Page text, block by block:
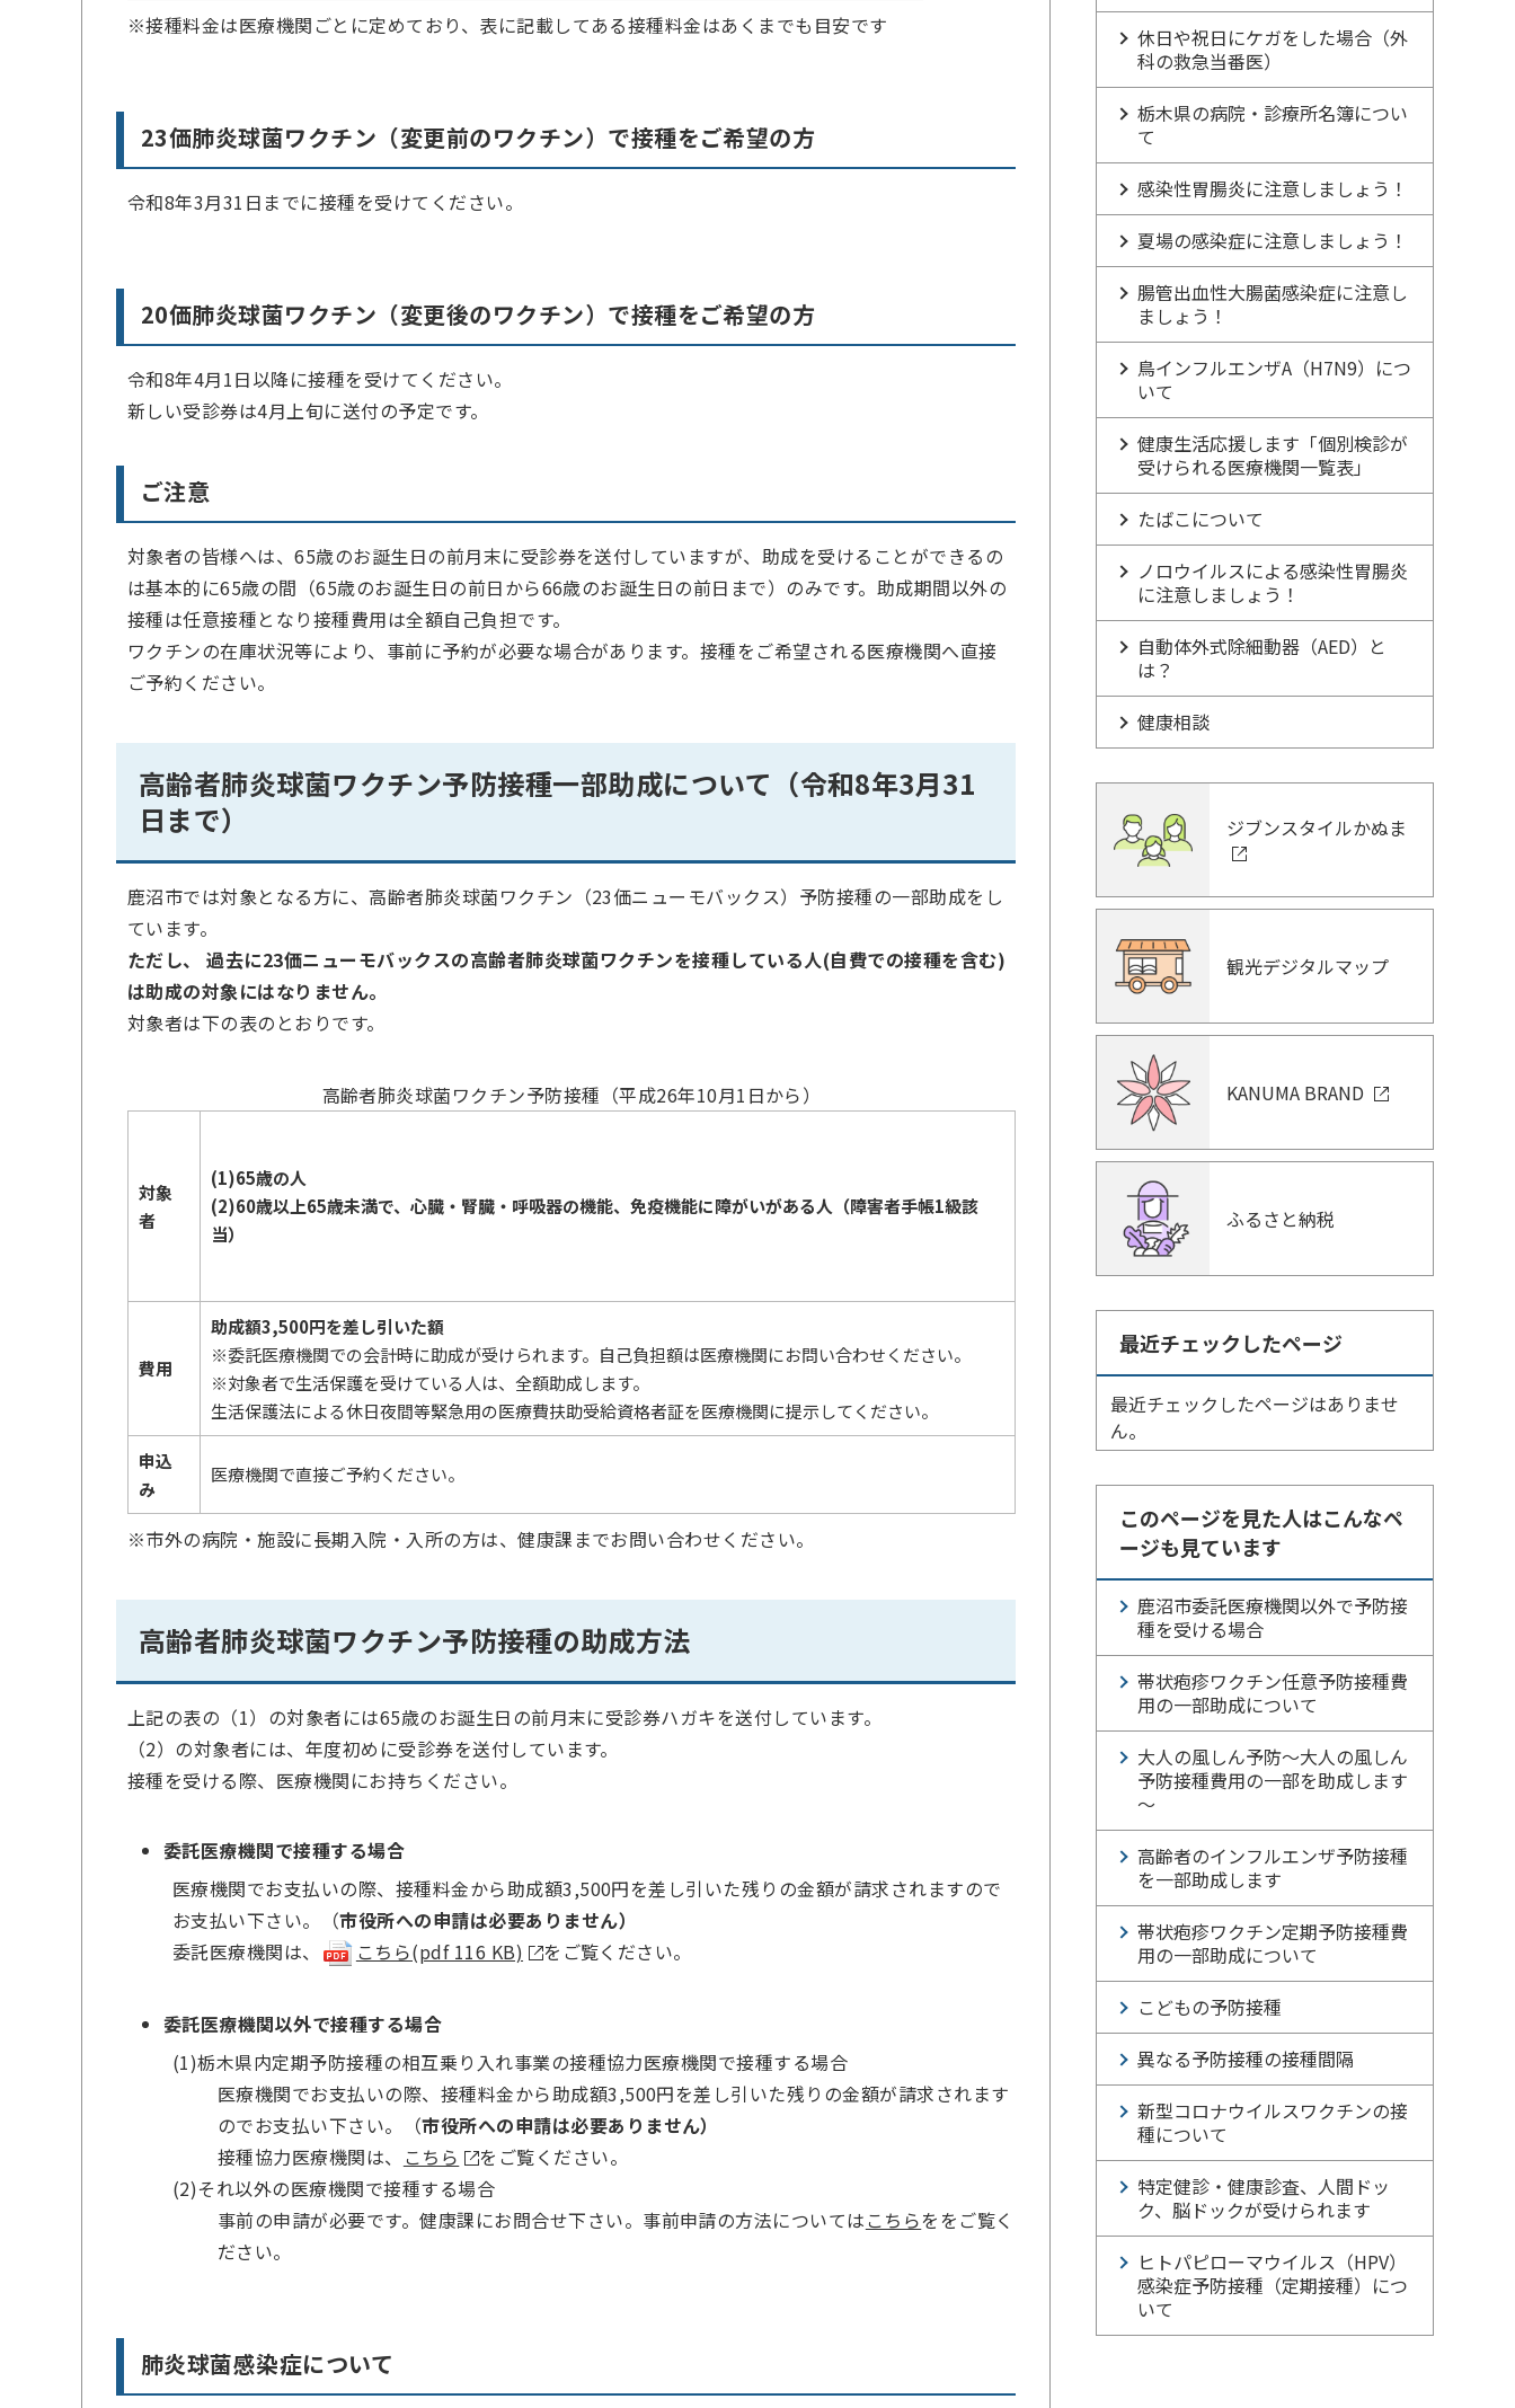
※接種料金は医療機関ごとに定めており、表に記載してある接種料金はあくまでも目安です
23価肺炎球菌ワクチン（変更前のワクチン）で接種をご希望の方
令和8年3月31日までに接種を受けてください。
20価肺炎球菌ワクチン（変更後のワクチン）で接種をご希望の方
令和8年4月1日以降に接種を受けてください。
新しい受診券は4月上旬に送付の予定です。
ご注意
対象者の皆様へは、65歳のお誕生日の前月末に受診券を送付していますが、助成を受けることができるの
は基本的に65歳の間（65歳のお誕生日の前日から66歳のお誕生日の前日まで）のみです。助成期間以外の
接種は任意接種となり接種費用は全額自己負担です。
ワクチンの在庫状況等により、事前に予約が必要な場合があります。接種をご希望される医療機関へ直接
ご予約ください。
高齢者肺炎球菌ワクチン予防接種一部助成について（令和8年3月31
日まで）
鹿沼市では対象となる方に、高齢者肺炎球菌ワクチン（23価ニューモバックス）予防接種の一部助成をし
ています。
ただし、 過去に23価ニューモバックスの高齢者肺炎球菌ワクチンを接種している人(自費での接種を含む)
は助成の対象にはなりません。
対象者は下の表のとおりです。
高齢者肺炎球菌ワクチン予防接種（平成26年10月1日から）
対象
者
(1)65歳の人
(2)60歳以上65歳未満で、心臓・腎臓・呼吸器の機能、免疫機能に障がいがある人（障害者手帳1級該
当）
費用
助成額3,500円を差し引いた額
※委託医療機関での会計時に助成が受けられます。自己負担額は医療機関にお問い合わせください。
※対象者で生活保護を受けている人は、全額助成します。
生活保護法による休日夜間等緊急用の医療費扶助受給資格者証を医療機関に提示してください。
申込
み
医療機関で直接ご予約ください。
※市外の病院・施設に長期入院・入所の方は、健康課までお問い合わせください。
高齢者肺炎球菌ワクチン予防接種の助成方法
上記の表の（1）の対象者には65歳のお誕生日の前月末に受診券ハガキを送付しています。
（2）の対象者には、年度初めに受診券を送付しています。
接種を受ける際、医療機関にお持ちください。
委託医療機関で接種する場合
医療機関でお支払いの際、接種料金から助成額3,500円を差し引いた残りの金額が請求されますので
お支払い下さい。（市役所への申請は必要ありません）
委託医療機関は、
こちら(pdf 116 KB) をご覧ください。
委託医療機関以外で接種する場合
(1)栃木県内定期予防接種の相互乗り入れ事業の接種協力医療機関で接種する場合
医療機関でお支払いの際、接種料金から助成額3,500円を差し引いた残りの金額が請求されます
のでお支払い下さい。（市役所への申請は必要ありません）
接種協力医療機関は、
こちら
をご覧ください。
(2)それ以外の医療機関で接種する場合
事前の申請が必要です。健康課にお問合せ下さい。事前申請の方法については こちらををご覧く
ださい。
肺炎球菌感染症について
休日や祝日にケガをした場合（外
科の救急当番医）
栃木県の病院・診療所名簿につい
て
感染性胃腸炎に注意しましょう！
夏場の感染症に注意しましょう！
腸管出血性大腸菌感染症に注意し
ましょう！
鳥インフルエンザA（H7N9）につ
いて
健康生活応援します「個別検診が
受けられる医療機関一覧表」
たばこについて
ノロウイルスによる感染性胃腸炎
に注意しましょう！
自動体外式除細動器（AED）と
は？
健康相談
ジブンスタイルかぬま
観光デジタルマップ
KANUMA BRAND
ふるさと納税
最近チェックしたページ
最近チェックしたページはありませ
ん。
このページを見た人はこんなペ
ージも見ています
鹿沼市委託医療機関以外で予防接
種を受ける場合
帯状疱疹ワクチン任意予防接種費
用の一部助成について
大人の風しん予防～大人の風しん
予防接種費用の一部を助成します
～
高齢者のインフルエンザ予防接種
を一部助成します
帯状疱疹ワクチン定期予防接種費
用の一部助成について
こどもの予防接種
異なる予防接種の接種間隔
新型コロナウイルスワクチンの接
種について
特定健診・健康診査、人間ドッ
ク、脳ドックが受けられます
ヒトパピローマウイルス（HPV）
感染症予防接種（定期接種）につ
いて